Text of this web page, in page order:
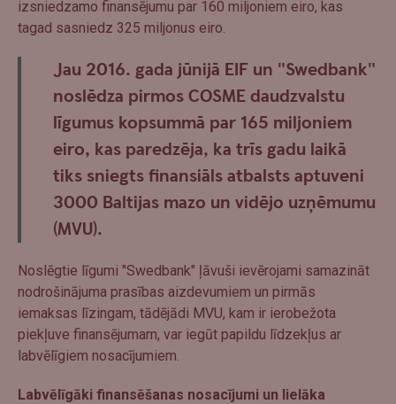
izsniedzamo finansējumu par 160 miljoniem eiro, kas
tagad sasniedz 325 miljonus eiro.
Jau 2016. gada jūnijā EIF un "Swedbank"
noslēdza pirmos COSME daudzvalstu
līgumus kopsummā par 165 miljoniem
eiro, kas paredzēja, ka trīs gadu laikā
tiks sniegts finansiāls atbalsts aptuveni
3000 Baltijas mazo un vidējo uzņēmumu
(MVU).
Noslēgtie līgumi "Swedbank" ļāvuši ievērojami samazināt
nodrošinājuma prasības aizdevumiem un pirmās
iemaksas līzingam, tādējādi MVU, kam ir ierobežota
piekļuve finansējumam, var iegūt papildu līdzekļus ar
labvēlīgiem nosacījumiem.
Labvēlīgāki finansēšanas nosacījumi un lielāka